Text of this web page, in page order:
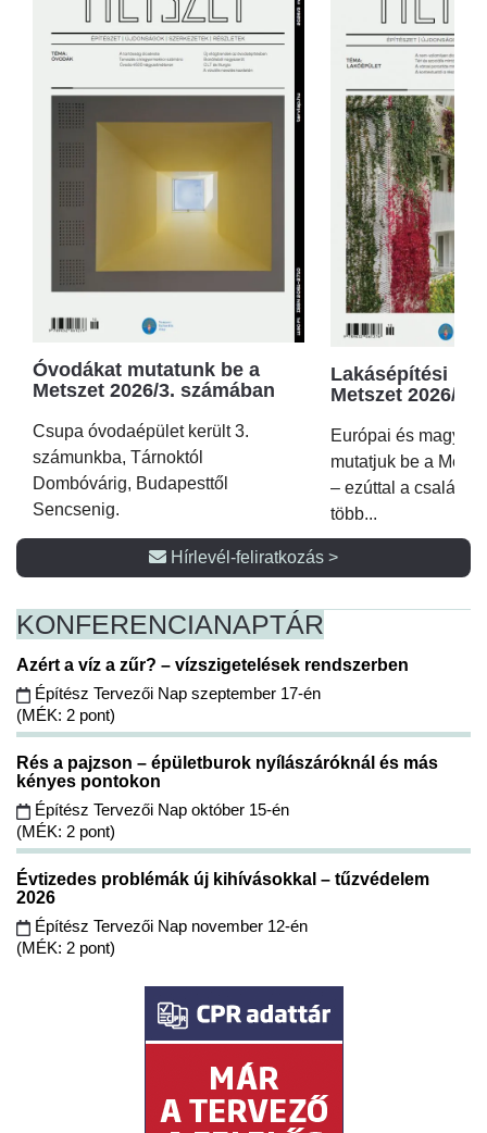
Óvodákat mutatunk be a
Metszet 2026/3. számában
Csupa óvodaépület került 3.
számunkba, Tárnoktól
Dombóvárig, Budapesttől
Sencsenig.
Lakásépítési
Metszet 2026/2.
Európai és magyar
mutatjuk be a
– ezúttal a családi
több...
Hírlevél-feliratkozás >
KONFERENCIANAPTÁR
Azért a víz a zűr? – vízszigetelések rendszerben
Építész Tervezői Nap szeptember 17-én
(MÉK: 2 pont)
Rés a pajzson – épületburok nyílászáróknál és más
kényes pontokon
Építész Tervezői Nap október 15-én
(MÉK: 2 pont)
Évtizedes problémák új kihívásokkal – tűzvédelem
2026
Építész Tervezői Nap november 12-én
(MÉK: 2 pont)